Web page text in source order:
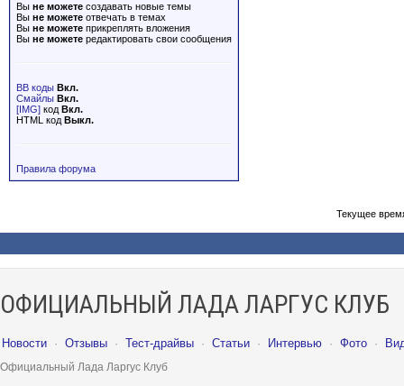
Вы не можете создавать новые темы
Вы не можете отвечать в темах
Вы не можете прикреплять вложения
Вы не можете редактировать свои сообщения
BB коды Вкл.
Смайлы Вкл.
[IMG] код Вкл.
HTML код Выкл.
Правила форума
Текущее
ОФИЦИАЛЬНЫЙ ЛАДА ЛАРГУС КЛУБ
Новости · Отзывы · Тест-драйвы · Статьи · Интервью · Фото ·
Официальный Лада Ларгус Клуб